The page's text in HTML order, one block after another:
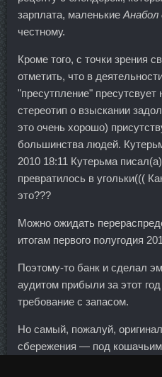
зарплата, маленькие
честному.
Кроме того, с точки зрения
отметить, что в
"пресутпление" пресутсвует
стереотип о взыскании
это очень хорошо)
большинства людей.
2010 18:11 Кутерьма
превратилось в угольки(((
это???
Можно ожидать
итогам первого полугодия
Поэтому-то банк и сделал
аудитом прибыли за этот
требование с запасом.
Но самый, пожалуй,
сбережения — под кошачьим